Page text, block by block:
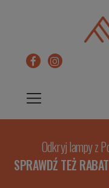
Odkryj lampy z
SPRAWDŹ TEŻ